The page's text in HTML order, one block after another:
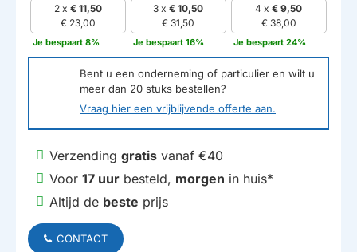
2 x € 11,50
€ 23,00
Je bespaart 8%
3 x€ 10,50
€ 31,50
Je bespaart 16%
4 x€ 9,50
€ 38,00
Je bespaart 24%
Bent u een onderneming of particulier en wilt u
meer dan 20 stuks bestellen?
Vraag hier een vrijblijvende offerte aan.
Verzending gratis vanaf €40
Voor 17 uur besteld, morgen in huis*
Altijd de beste prijs
CONTACT